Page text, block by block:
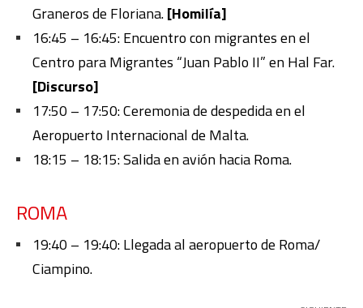
Graneros de Floriana.[Homilía]
16:45 – 16:45: Encuentro con migrantesen el
Centro para Migrantes “Juan Pablo II” en Hal Far.
[Discurso]
17:50 – 17:50:Ceremonia de despedida en el
Aeropuerto Internacional de Malta.
18:15 – 18:15:Salida en avión hacia Roma.
ROMA
19:40 – 19:40:Llegada al aeropuerto de Roma/
Ciampino.